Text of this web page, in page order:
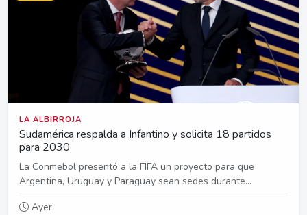
LA ALBIRROJA
Sudamérica respalda a Infantino y solicita 18 partidos
para 2030
La Conmebol presentó a la FIFA un proyecto para que
Argentina, Uruguay y Paraguay sean sedes durante...
Ayer